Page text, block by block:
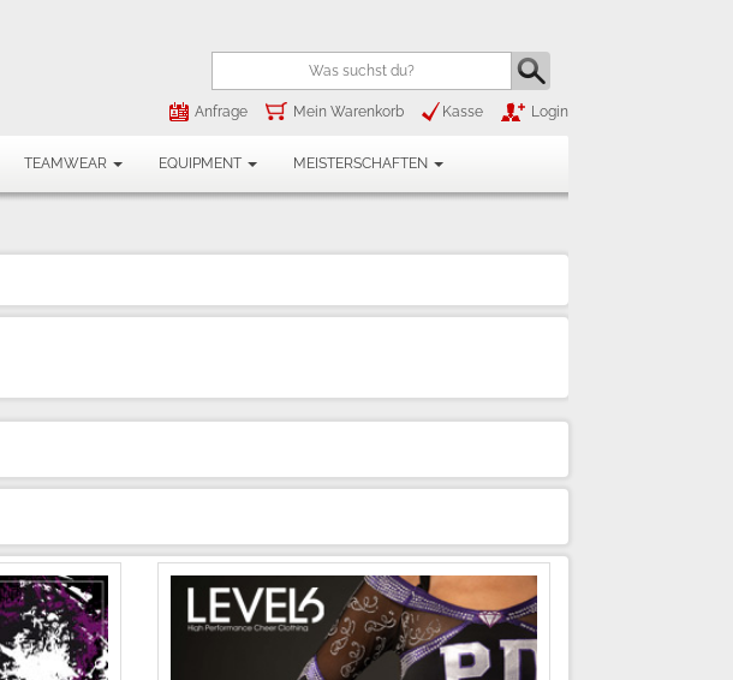
Anfrage Mein Warenkorb Kasse Login
TEAMWEAR EQUIPMENT MEISTERSCHAFTEN